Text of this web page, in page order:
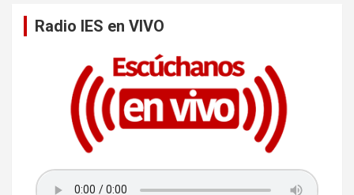
Radio IES en VIVO